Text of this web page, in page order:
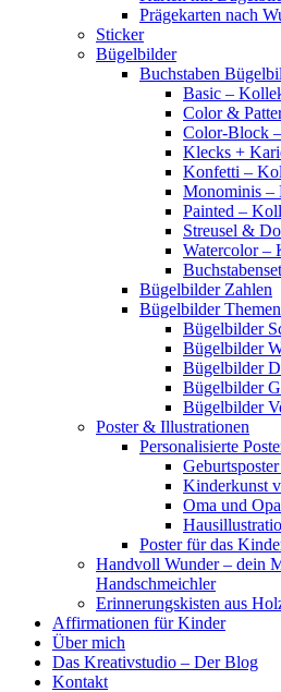
Prägekarten nach
Sticker
Bügelbilder
Buchstaben
Basic –
Color &
Color-Block
Klecks +
Konfetti –
Monominis –
Painted –
Streusel &
Watercolor –
Bügelbilder Zahlen
Bügelbilder
Bügelbilder
Bügelbilder
Bügelbilder
Bügelbilder
Bügelbilder
Poster & Illustrationen
Personalisierte
Kinderkunst
Oma und
Poster für das
Handvoll Wunder – dein
Handschmeichler
Erinnerungskisten aus
Affirmationen für Kinder
Über mich
Das Kreativstudio – Der Blog
Kontakt